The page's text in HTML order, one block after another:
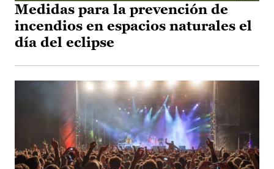
Medidas para la prevención de
incendios en espacios naturales el
día del eclipse